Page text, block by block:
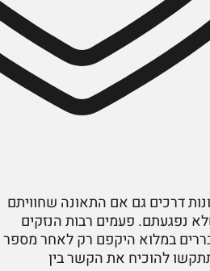
דרכים גם אם התאונה שחוויתם
נפגעתם. פעמים רבות הנזקים
במלוא היקפם רק לאחר מספר
להוכיח את הקשר בין